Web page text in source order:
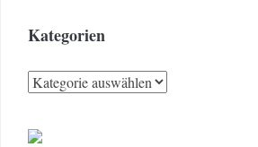
Kategorien
Kategorien